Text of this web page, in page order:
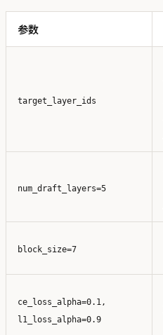
参数
target_layer_ids
num_draft_layers=5
block_size=7
ce_loss_alpha=0.1,
l1_loss_alpha=0.9